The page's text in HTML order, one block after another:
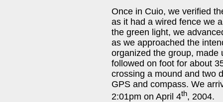
Once in Cuio, we verified
as it had a wired fence we
the green light, we
as we approached the
organized the group, made
followed on foot for about
crossing a mound and two
GPS and compass. We
2:01pm on April 4th, 2004.